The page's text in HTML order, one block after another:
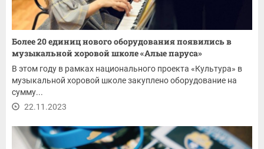
Более 20 единиц нового оборудования появились в
музыкальной хоровой школе «Алые паруса»
В этом году в рамках национального проекта «Культура» в
музыкальной хоровой школе закуплено оборудование на
сумму...
22.11.2023